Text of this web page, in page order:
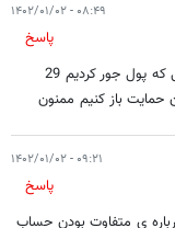
۰۸:۴۹ - ۱۴۰۲/۰۱/۰۲
پاسخ
با سلام جناب آقای قالیباف لطف کنید تا موقعی که پول جور کردیم 29
حمایت باز کنیم ممنون
۰۹:۲۱ - ۱۴۰۲/۰۱/۰۲
پاسخ
ی متفاوت بودن حساب